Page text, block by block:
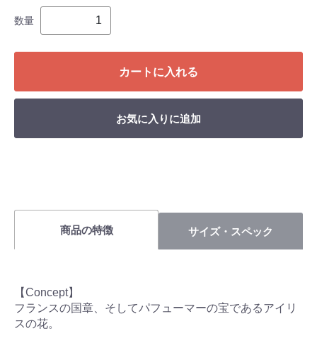
数量
カートに入れる
お気に入りに追加
商品の特徴 サイズ・スペック
【Concept】
フランスの国章、そしてパフューマーの宝であるアイリ
スの花。